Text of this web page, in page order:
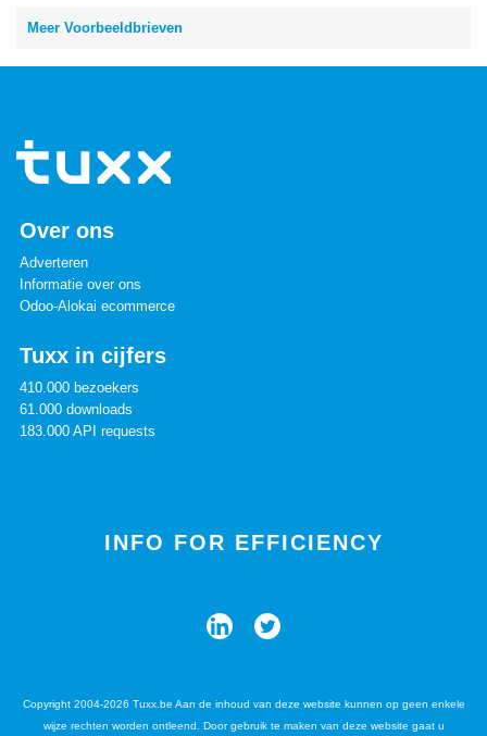
Meer Voorbeeldbrieven
Over ons
Adverteren
Informatie over ons
Odoo-Alokai ecommerce
Tuxx in cijfers
410.000 bezoekers
61.000 downloads
183.000 API requests
INFO FOR EFFICIENCY
Copyright 2004-2026 Tuxx.be Aan de inhoud van deze website kunnen op geen enkele
wijze rechten worden ontleend. Door gebruik te maken van deze website gaat u